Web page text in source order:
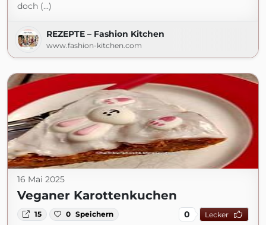
doch (...)
REZEPTE – Fashion Kitchen
www.fashion-kitchen.com
16 Mai 2025
Veganer Karottenkuchen
15 0 Speichern 0 Lecker